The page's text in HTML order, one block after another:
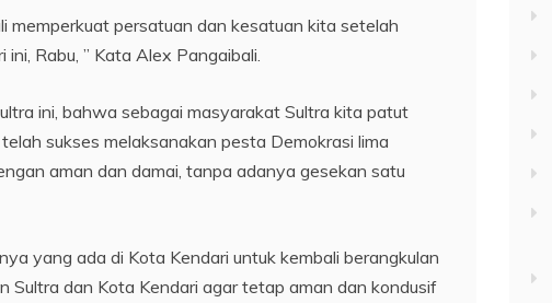
memperkuat persatuan dan kesatuan kita setelah
Rabu, ” Kata Alex Pangaibali.
ini, bahwa sebagai masyarakat Sultra kita patut
sukses melaksanakan pesta Demokrasi lima
aman dan damai, tanpa adanya gesekan satu
yang ada di Kota Kendari untuk kembali berangkulan
dan Kota Kendari agar tetap aman dan kondusif